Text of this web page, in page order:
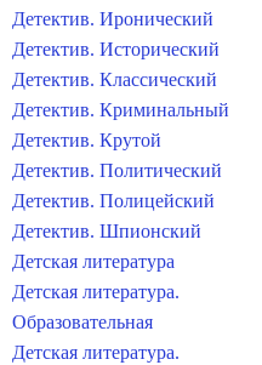
Детектив. Иронический
Детектив. Исторический
Детектив. Классический
Детектив. Криминальный
Детектив. Крутой
Детектив. Политический
Детектив. Полицейский
Детектив. Шпионский
Детская литература
Детская литература.
Образовательная
Детская литература.